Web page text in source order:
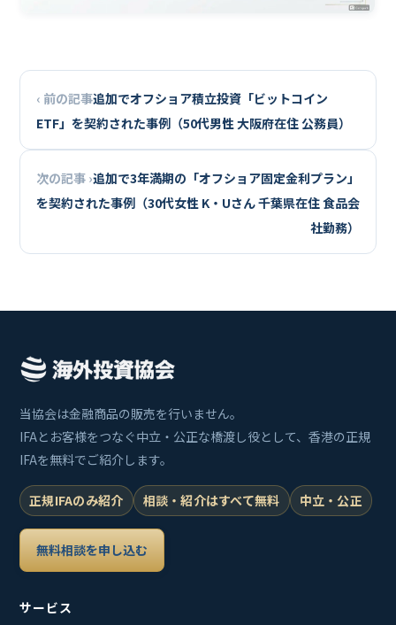
‹ 前の記事追加でオフショア積立投資「ビットコイン
ETF」を契約された事例（50代男性 大阪府在住 公務員）
次の記事 ›追加で3年満期の「オフショア固定金利プラン」
を契約された事例（30代女性 K・Uさん 千葉県在住 食品会
社勤務）
当協会は金融商品の販売を行いません。
IFAとお客様をつなぐ中立・公正な橋渡し役として、香港の正規
IFAを無料でご紹介します。
正規IFAのみ紹介 相談・紹介はすべて無料 中立・公正
無料相談を申し込む
サービス